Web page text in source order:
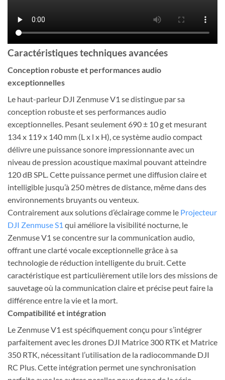
Caractéristiques techniques avancées
Conception robuste et performances audio
exceptionnelles
Le haut-parleur DJI Zenmuse V1 se distingue par sa
conception robuste et ses performances audio
exceptionnelles. Pesant seulement 690 ± 10 g et mesurant
134 x 119 x 140 mm (L x l x H), ce système audio compact
délivre une puissance sonore impressionnante avec un
niveau de pression acoustique maximal pouvant atteindre
120 dB SPL. Cette puissance permet une diffusion claire et
intelligible jusqu’à 250 mètres de distance, même dans des
environnements bruyants ou venteux.
Contrairement aux solutions d’éclairage comme le Projecteur
DJI Zenmuse S1 qui améliore la visibilité nocturne, le
Zenmuse V1 se concentre sur la communication audio,
offrant une clarté vocale exceptionnelle grâce à sa
technologie de réduction intelligente du bruit. Cette
caractéristique est particulièrement utile lors des missions de
sauvetage où la communication claire et précise peut faire la
différence entre la vie et la mort.
Compatibilité et intégration
Le Zenmuse V1 est spécifiquement conçu pour s’intégrer
parfaitement avec les drones DJI Matrice 300 RTK et Matrice
350 RTK, nécessitant l’utilisation de la radiocommande DJI
RC Plus. Cette intégration permet une synchronisation